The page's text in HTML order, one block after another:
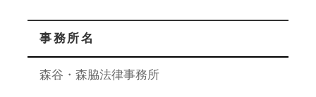
事務所名
森谷・森脇法律事務所